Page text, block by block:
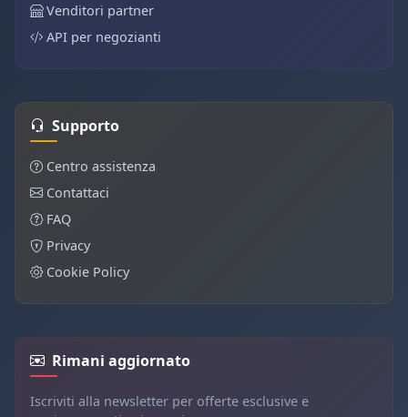
Venditori partner
API per negozianti
Supporto
Centro assistenza
Contattaci
FAQ
Privacy
Cookie Policy
Rimani aggiornato
Iscriviti alla newsletter per offerte esclusive e